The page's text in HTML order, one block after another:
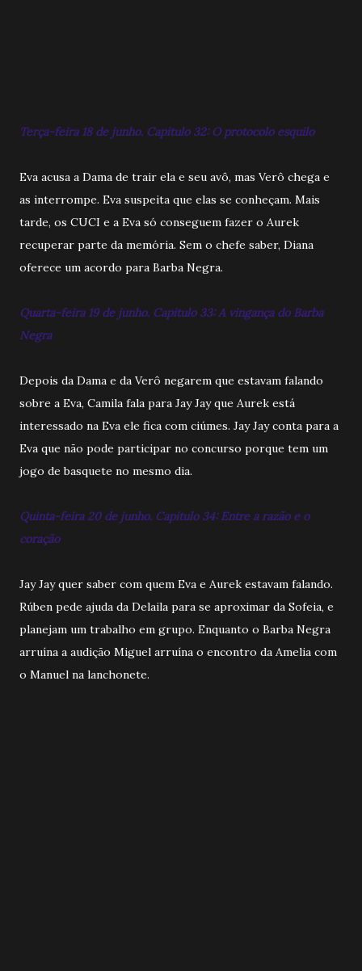
Terça-feira 18 de junho. Capitulo 32: O protocolo esquilo
Eva acusa a Dama de trair ela e seu avô, mas Verô chega e
as interrompe. Eva suspeita que elas se conheçam. Mais
tarde, os CUCI e a Eva só conseguem fazer o Aurek
recuperar parte da memória. Sem o chefe saber, Diana
oferece um acordo para Barba Negra.
Quarta-feira 19 de junho. Capitulo 33: A vingança do Barba
Negra
Depois da Dama e da Verô negarem que estavam falando
sobre a Eva, Camila fala para Jay Jay que Aurek está
interessado na Eva ele fica com ciúmes. Jay Jay conta para a
Eva que não pode participar no concurso porque tem um
jogo de basquete no mesmo dia.
Quinta-feira 20 de junho. Capitulo 34: Entre a razão e o
coração
Jay Jay quer saber com quem Eva e Aurek estavam falando.
Rúben pede ajuda da Delaila para se aproximar da Sofeia, e
planejam um trabalho em grupo. Enquanto o Barba Negra
arruína a audição Miguel arruína o encontro da Amelia com
o Manuel na lanchonete.